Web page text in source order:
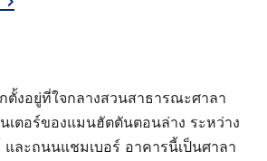
ตั้งอยู่ที่ใจกลางสวนสาธารณะศาลา
เตอร์ของแมนฮัตตันตอนล่าง ระหว่าง
และถนนแชมเบอร์ อาคารนี้เป็นศาลา